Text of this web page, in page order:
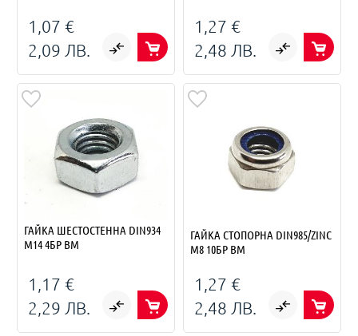
1,07 €
2,09 ЛВ.
1,27 €
2,48 ЛВ.
ГАЙКА ШЕСТОСТЕННА DIN934
M14 4БР BM
1,17 €
2,29 ЛВ.
ГАЙКА СТОПОРНА DIN985/ZINC
M8 10БР BM
1,27 €
2,48 ЛВ.